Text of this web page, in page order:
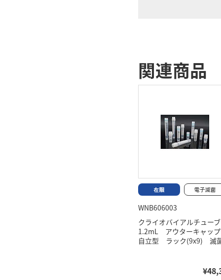
関連商品
WNB606003
クライオバイアルチュ
1.2mL アウターキャ
自立型 ラック(9x9) 滅